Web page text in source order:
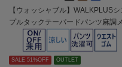
【ウォッシャブル】WALKPLUSシ
プルタックテーパードパンツ麻調メ
ッシュ素材無地春夏【レディース】
SALE 51%OFF OUTLET